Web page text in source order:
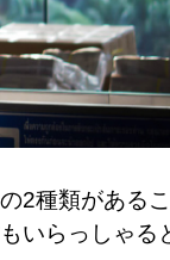
2種類がある
いらっしゃる